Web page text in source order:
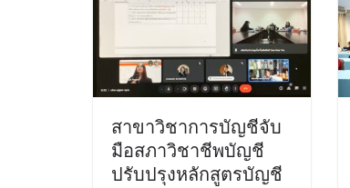
สาขาวิชาการบัญชีจับ
มือสภาวิชาชีพบัญชี
ปรับปรุงหลักสูตรบัญชี